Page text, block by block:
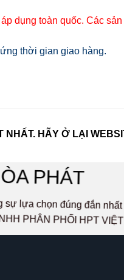
áp dụng toàn quốc. Các
thời gian giao hàng.
HÃY Ở LẠI
PHÁT
lựa chọn đúng đắn
PHÂN PHỐI HPT